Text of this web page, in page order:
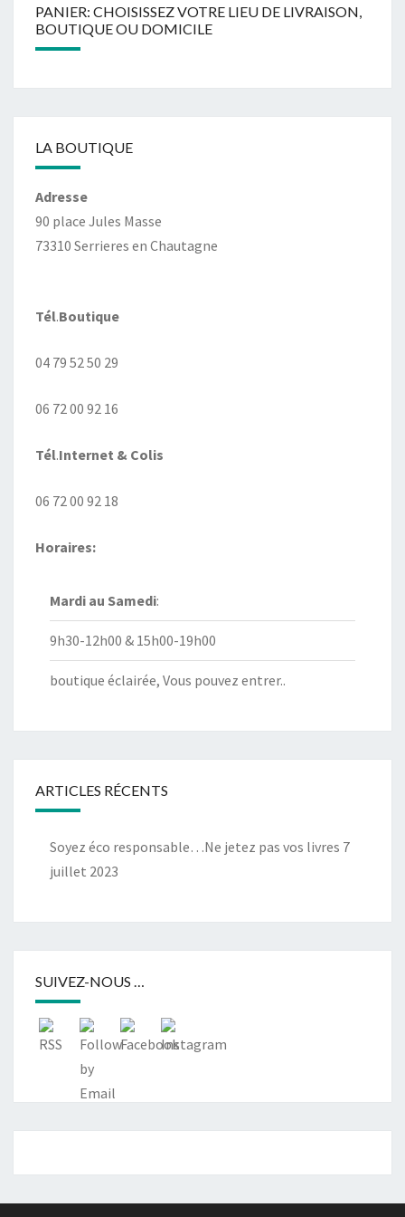
PANIER: CHOISISSEZ VOTRE LIEU DE LIVRAISON,
BOUTIQUE OU DOMICILE
LA BOUTIQUE
Adresse
90 place Jules Masse
73310 Serrieres en Chautagne
Tél.Boutique
04 79 52 50 29
06 72 00 92 16
Tél.Internet & Colis
06 72 00 92 18
Horaires:
Mardi au Samedi:
9h30-12h00 & 15h00-19h00
boutique éclairée, Vous pouvez entrer..
ARTICLES RÉCENTS
Soyez éco responsable…Ne jetez pas vos livres 7
juillet 2023
SUIVEZ-NOUS …